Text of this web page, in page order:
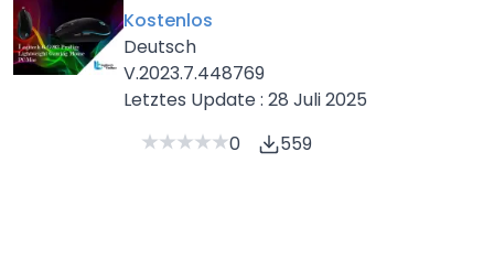
Kostenlos
Deutsch
V.2023.7.448769
Letztes Update : 28 Juli 2025
0
559